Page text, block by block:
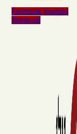
FacebookYoutube
Phone-alt